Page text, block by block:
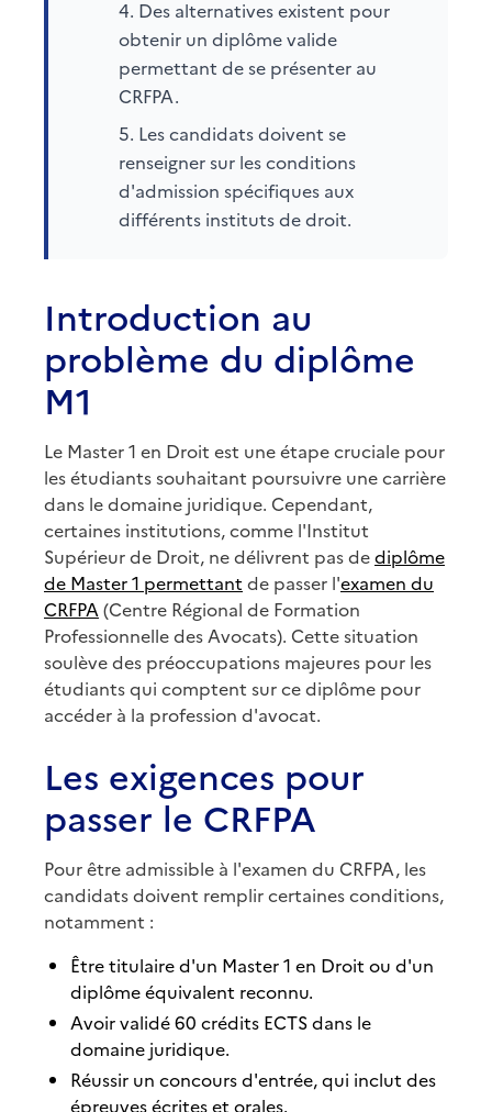
Des alternatives existent pour
obtenir un diplôme valide
permettant de se présenter au
CRFPA.
Les candidats doivent se
renseigner sur les conditions
d'admission spécifiques aux
différents instituts de droit.
Introduction au
problème du diplôme
M1
Le Master 1 en Droit est une étape cruciale pour
les étudiants souhaitant poursuivre une carrière
dans le domaine juridique. Cependant,
certaines institutions, comme l'Institut
Supérieur de Droit, ne délivrent pas dediplôme
de Master 1 permettant de passer l'examen du
CRFPA (Centre Régional de Formation
Professionnelle des Avocats). Cette situation
soulève des préoccupations majeures pour les
étudiants qui comptent sur ce diplôme pour
accéder à la profession d'avocat.
Les exigences pour
passer le CRFPA
Pour être admissible à l'examen du CRFPA, les
candidats doivent remplir certaines conditions,
notamment :
Être titulaire d'un Master 1 en Droit ou d'un
diplôme équivalent reconnu.
Avoir validé 60 crédits ECTS dans le
domaine juridique.
Réussir un concours d'entrée, qui inclut des
épreuves écrites et orales.